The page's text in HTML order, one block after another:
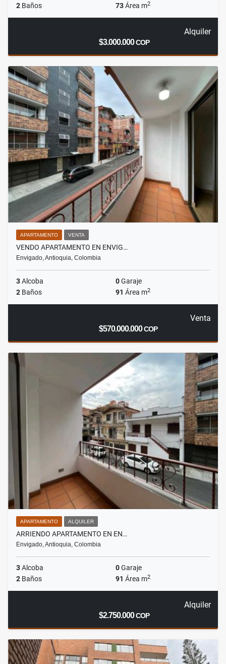
2 Baños 73Área m2
Alquiler
$3.000.000COP
APARTAMENTO VENTA
VENDO APARTAMENTO EN ENVIG…
Envigado, Antioquia, Colombia
3Alcoba 0Garaje
2 Baños 91 Área m2
Venta
$570.000.000COP
APARTAMENTO ALQUILER
ARRIENDO APARTAMENTO EN EN…
Envigado, Antioquia, Colombia
3Alcoba 0Garaje
2 Baños 91 Área m2
Alquiler
$2.750.000COP